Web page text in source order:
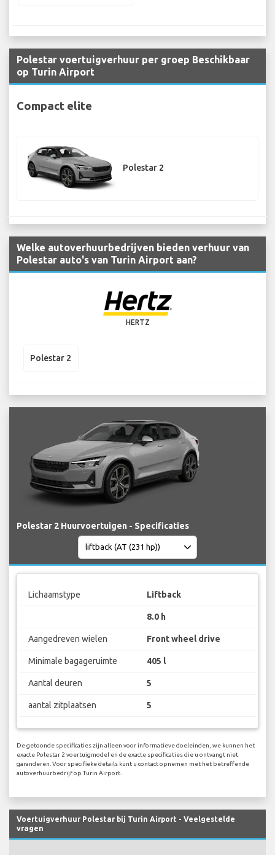
Polestar voertuigverhuur per groep Beschikbaar
op Turin Airport
Compact elite
Polestar 2
Welke autoverhuurbedrijven bieden verhuur van
Polestar auto's van Turin Airport aan?
HERTZ
Polestar 2
Polestar 2 Huurvoertuigen - Specificaties
Lichaamstype Liftback
8.0 h
Aangedreven wielen Front wheel drive
Minimale bagageruimte 405 l
Aantal deuren 5
aantal zitplaatsen 5
De getoonde specificaties zijn alleen voor informatieve doeleinden, we kunnen het
exacte Polestar 2 voertuigmodel en de exacte specificaties die u ontvangt niet
garanderen. Voor specifieke details kunt u contact opnemen met het betreffende
autoverhuurbedrijf op Turin Airport.
Voertuigverhuur Polestar bij Turin Airport - Veelgestelde
vragen